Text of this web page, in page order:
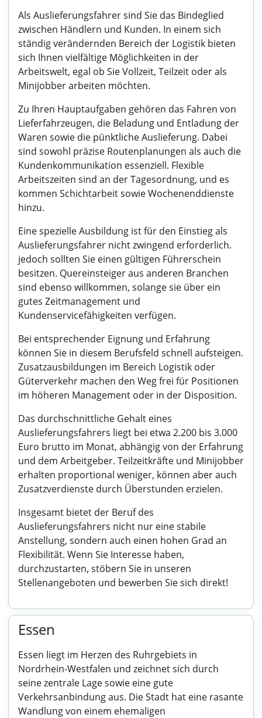
Als Auslieferungsfahrer sind Sie das Bindeglied
zwischen Händlern und Kunden. In einem sich
ständig verändernden Bereich der Logistik bieten
sich Ihnen vielfältige Möglichkeiten in der
Arbeitswelt, egal ob Sie Vollzeit, Teilzeit oder als
Minijobber arbeiten möchten.
Zu Ihren Hauptaufgaben gehören das Fahren von
Lieferfahrzeugen, die Beladung und Entladung der
Waren sowie die pünktliche Auslieferung. Dabei
sind sowohl präzise Routenplanungen als auch die
Kundenkommunikation essenziell. Flexible
Arbeitszeiten sind an der Tagesordnung, und es
kommen Schichtarbeit sowie Wochenenddienste
hinzu.
Eine spezielle Ausbildung ist für den Einstieg als
Auslieferungsfahrer nicht zwingend erforderlich.
jedoch sollten Sie einen gültigen Führerschein
besitzen. Quereinsteiger aus anderen Branchen
sind ebenso willkommen, solange sie über ein
gutes Zeitmanagement und
Kundenservicefähigkeiten verfügen.
Bei entsprechender Eignung und Erfahrung
können Sie in diesem Berufsfeld schnell aufsteigen.
Zusatzausbildungen im Bereich Logistik oder
Güterverkehr machen den Weg frei für Positionen
im höheren Management oder in der Disposition.
Das durchschnittliche Gehalt eines
Auslieferungsfahrers liegt bei etwa 2.200 bis 3.000
Euro brutto im Monat, abhängig von der Erfahrung
und dem Arbeitgeber. Teilzeitkräfte und Minijobber
erhalten proportional weniger, können aber auch
Zusatzverdienste durch Überstunden erzielen.
Insgesamt bietet der Beruf des
Auslieferungsfahrers nicht nur eine stabile
Anstellung, sondern auch einen hohen Grad an
Flexibilität. Wenn Sie Interesse haben,
durchzustarten, stöbern Sie in unseren
Stellenangeboten und bewerben Sie sich direkt!
Essen
Essen liegt im Herzen des Ruhrgebiets in
Nordrhein-Westfalen und zeichnet sich durch
seine zentrale Lage sowie eine gute
Verkehrsanbindung aus. Die Stadt hat eine rasante
Wandlung von einem ehemaligen